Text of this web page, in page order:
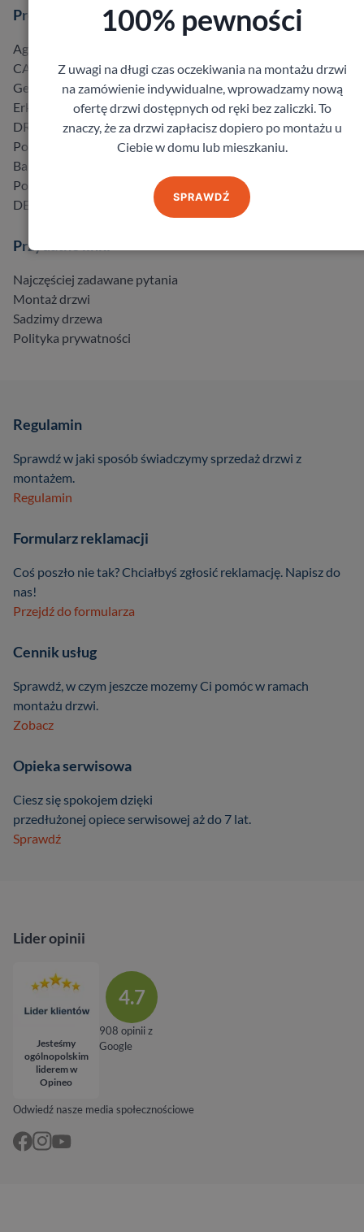
Producenci
Agmar
CAL
Gerda
Erkado
DRE
Porta
Barański
Pol-Skone
DELTA
Przydatne linki
Najczęściej zadawane pytania
Montaż drzwi
Sadzimy drzewa
Polityka prywatności
Regulamin
Sprawdź w jaki sposób świadczymy sprzedaż drzwi z
montażem.
Regulamin
Formularz reklamacji
Coś poszło nie tak? Chciałbyś zgłosić reklamację. Napisz do
nas!
Przejdź do formularza
Cennik usług
Sprawdź, w czym jeszcze mozemy Ci pomóc w ramach
montażu drzwi.
Zobacz
Opieka serwisowa
Ciesz się spokojem dzięki
przedłużonej opiece serwisowej aż do 7 lat.
Sprawdź
Odwiedź nasze media społecznościowe
Lider opinii
Jesteśmy
ogólnopolskim
liderem w
Opineo
4.7
908 opinii z
Google
100% pewności
Z uwagi na długi czas oczekiwania na montażu drzwi
na zamówienie indywidualne, wprowadzamy nową
ofertę drzwi dostępnych od ręki bez zaliczki. To
znaczy, że za drzwi zapłacisz dopiero po montażu u
Ciebie w domu lub mieszkaniu.
SPRAWDŹ